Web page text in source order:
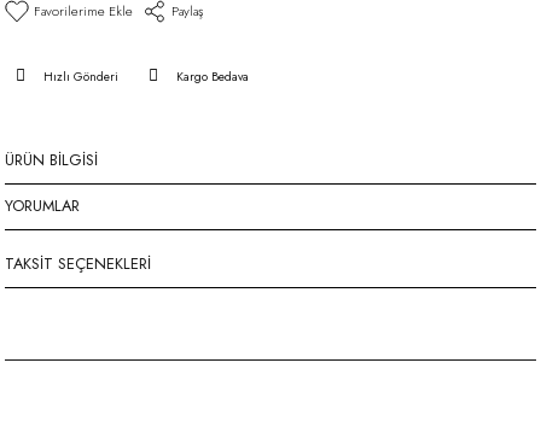
Paylaş
Hızlı Gönderi Kargo Bedava
ÜRÜN BILGISI
YORUMLAR
TAKSIT SEÇENEKLERI